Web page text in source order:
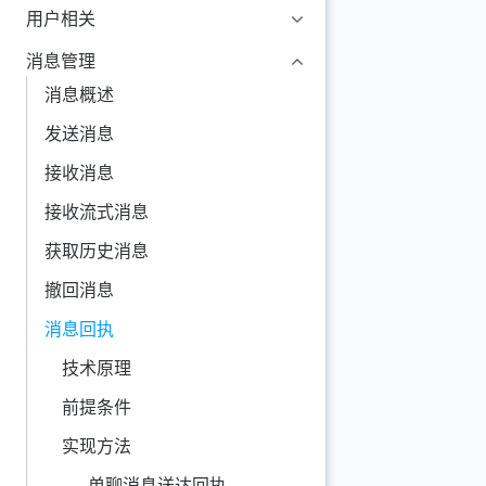
用户相关
消息管理
消息概述
发送消息
接收消息
接收流式消息
获取历史消息
撤回消息
消息回执
技术原理
前提条件
实现方法